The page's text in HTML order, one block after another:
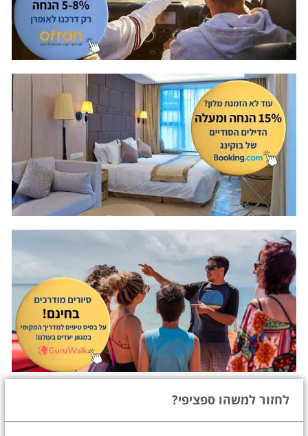
לחזור למשהו ספציפי?